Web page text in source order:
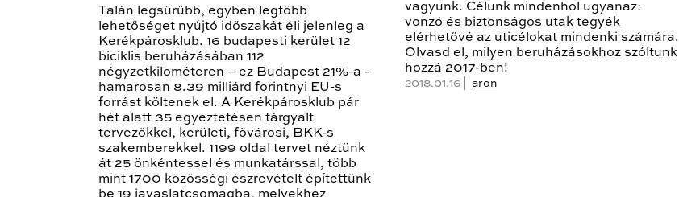
Talán legsűrűbb, egyben legtöbb
lehetőséget nyújtó időszakát éli jelenleg a
Kerékpárosklub. 16 budapesti kerület 12
biciklis beruházásában 112
négyzetkilométeren – ez Budapest 21%-a -
hamarosan 8.39 milliárd forintnyi EU-s
forrást költenek el. A Kerékpárosklub pár
hét alatt 35 egyeztetésen tárgyalt
tervezőkkel, kerületi, fővárosi, BKK-s
szakemberekkel. 1199 oldal tervet néztünk
át 25 önkéntessel és munkatárssal, több
mint 1700 közösségi észrevételt építettünk
vagyunk. Célunk mindenhol ugyanaz:
vonzó és biztonságos utak tegyék
elérhetővé az uticélokat mindenki számára.
Olvasd el, milyen beruházásokhoz szóltunk
hozzá 2017-ben!
2018.01.16 | aron